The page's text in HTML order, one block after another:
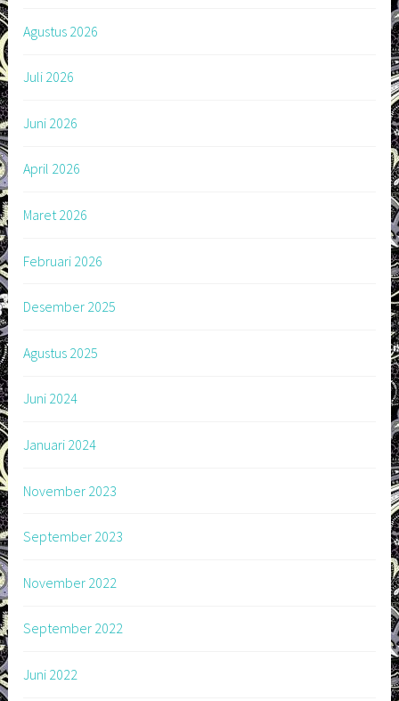
Agustus 2026
Juli 2026
Juni 2026
April 2026
Maret 2026
Februari 2026
Desember 2025
Agustus 2025
Juni 2024
Januari 2024
November 2023
September 2023
November 2022
September 2022
Juni 2022